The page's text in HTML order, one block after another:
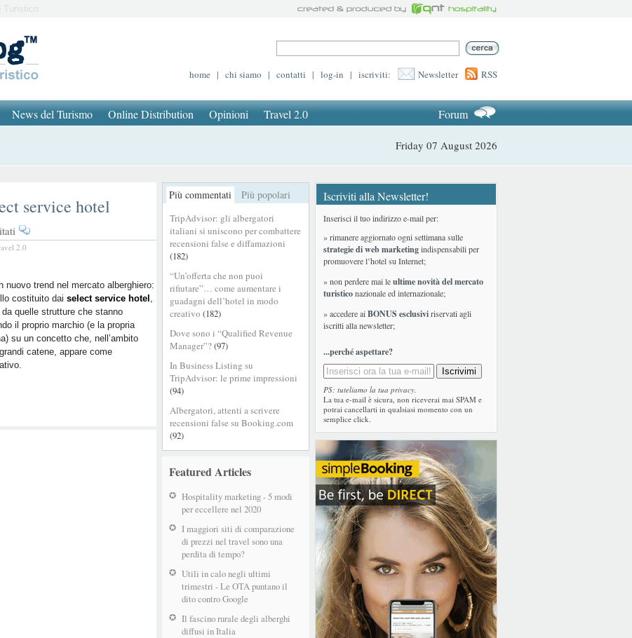
home | chi siamo | contatti | log-in | iscriviti: Newsletter RSS
News del Turismo Online Distribution Opinioni Travel 2.0 Forum
Friday 07 August 2026
Più commentati Più popolari
TripAdvisor: gli albergatori
italiani si uniscono per combattere
recensioni false e diffamazioni
(182)
“Un’offerta che non puoi
rifiutare”… come aumentare i
guadagni dell’hotel in modo
creativo (182)
Dove sono i “Qualified Revenue
Manager”?(97)
In Business Listing su
TripAdvisor: le prime impressioni
(94)
Albergatori, attenti a scrivere
recensioni false su Booking.com
(92)
Featured Articles
Hospitality marketing - 5 modi
per eccellere nel 2020
I maggiori siti di comparazione
di prezzi nel travel sono una
perdita di tempo?
Utili in calo negli ultimi
trimestri - Le OTA puntano il
dito contro Google
Il fascino rurale degli alberghi
diffusi in Italia
service hotel
su
Il
i
select
service
hotel
2.0
nuovo trend nel mercato alberghiero:
costituito dai select service hotel ,
quelle strutture che stanno
il proprio marchio (e la propria
su un concetto che, nell’ambito
catene, appare come
Iscriviti alla Newsletter!
Inserisci il tuo indirizzo e-mail per:
» rimanere aggiornato ogni settimana sulle
strategie di web marketingindispensabili per
promuovere l’hotel su Internet;
» non perdere mai leultime novità del mercato
turisticonazionale ed internazionale;
» accedere aiBONUS esclusiviriservati agli
iscritti alla newsletter;
...perché aspettare?
PS: tuteliamo la tua privacy.
La tua e-mail è sicura, non riceverai mai SPAM e
potrai cancellarti in qualsiasi momento con un
semplice click.